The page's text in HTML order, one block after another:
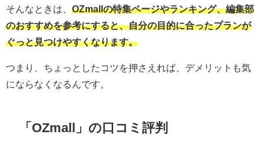
そんなときは、 OZmallの特集ページやランキング、編集部
のおすすめを参考にすると、自分の目的に合ったプランが
ぐっと見つけやすくなります。
つまり、ちょっとしたコツを押さえれば、デメリットも気
にならなくなるんです。
「OZmall」の口コミ評判